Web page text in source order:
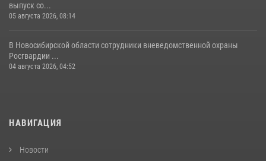
выпуск со...
05 августа 2026, 08:14
В Новосибирской области сотрудники вневедомственной охраны
Росгвардии ...
04 августа 2026, 04:52
НАВИГАЦИЯ
Новости